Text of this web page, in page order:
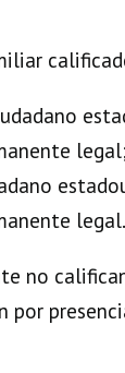
legal.
no
por